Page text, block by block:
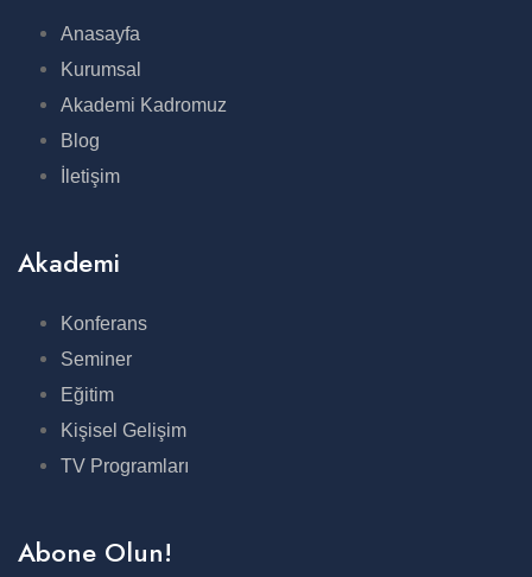
Anasayfa
Kurumsal
Akademi Kadromuz
Blog
İletişim
Akademi
Konferans
Seminer
Eğitim
Kişisel Gelişim
TV Programları
Abone Olun!